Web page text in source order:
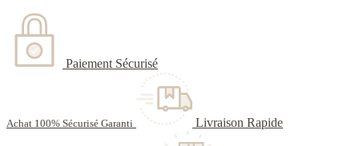
Paiement Sécurisé
Achat 100% Sécurisé Garanti Livraison Rapide